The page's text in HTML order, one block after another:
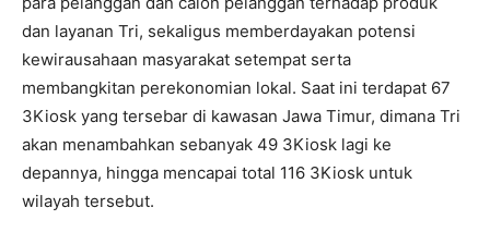
dan layanan Tri, sekaligus memberdayakan potensi
kewirausahaan masyarakat setempat serta
membangkitan perekonomian lokal. Saat ini terdapat 67
3Kiosk yang tersebar di kawasan Jawa Timur, dimana Tri
akan menambahkan sebanyak 49 3Kiosk lagi ke
depannya, hingga mencapai total 116 3Kiosk untuk
wilayah tersebut.